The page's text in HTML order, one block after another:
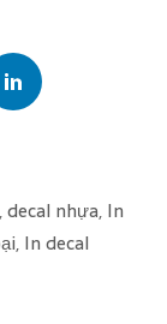
,decal nhựa, In
, In decal